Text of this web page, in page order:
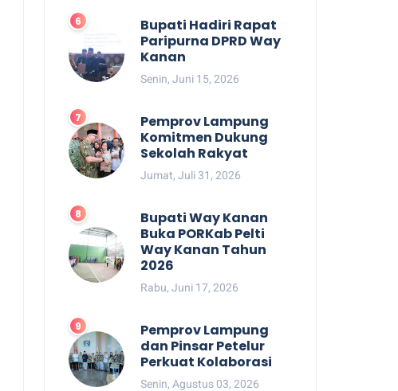
Bupati Hadiri Rapat
Paripurna DPRD Way
Kanan
Senin, Juni 15, 2026
Pemprov Lampung
Komitmen Dukung
Sekolah Rakyat
Jumat, Juli 31, 2026
Bupati Way Kanan
Buka PORKab Pelti
Way Kanan Tahun
2026
Rabu, Juni 17, 2026
Pemprov Lampung
dan Pinsar Petelur
Perkuat Kolaborasi
Senin, Agustus 03, 2026